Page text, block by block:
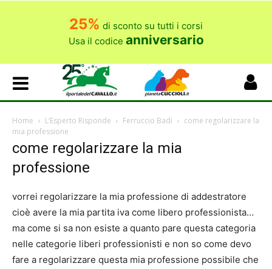
25% di sconto su tutti i corsi
Usa il codice anniversario
Home L’Esperto Risponde Ferruccio Badi
come regolarizzare la
mia professione
come regolarizzare la mia
professione
vorrei regolarizzare la mia professione di addestratore
cioè avere la mia partita iva come libero professionista…
ma come si sa non esiste a quanto pare questa categoria
nelle categorie liberi professionisti e non so come devo
fare a regolarizzare questa mia professione possibile che